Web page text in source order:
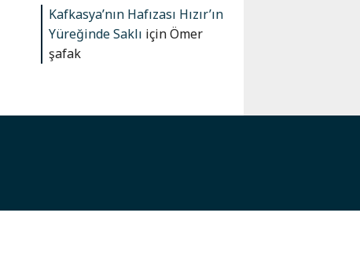
Kafkasya’nın Hafızası Hızır’ın
Yüreğinde Saklı içinÖmer
şafak